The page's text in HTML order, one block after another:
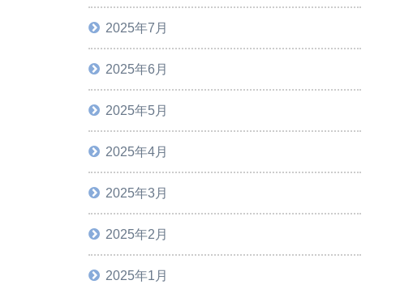
2025年7月
2025年6月
2025年5月
2025年4月
2025年3月
2025年2月
2025年1月